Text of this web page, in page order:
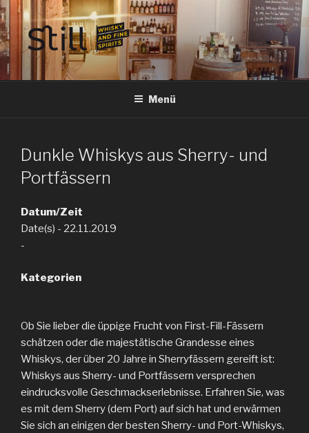
Zum
Inhalt
springen
STILL SPIRITS HILDESHEIM
Whisky, Rum, Gin, Cognac, Tequila und Tastings in Hildesheim
Menü
Dunkle Whiskys aus Sherry- und
Portfässern
Datum/Zeit
Date(s) - 22.11.2019
-
Kategorien
Ob Sie lieber die üppige Frucht von First-Fill-Fässern
schätzen oder die majestätische Grandesse eines
Whiskys, der über 20 Jahre in Sherryfässern gereift ist:
Whiskys aus Sherry- und Portfässern versprechen
eindrucksvolle Geschmackserlebnisse. Erfahren Sie, was
es mit dem Sherry (dem Port) auf sich hat und erwärmen
Sie sich an einigen der besten Sherry- und Port-Whiskys,